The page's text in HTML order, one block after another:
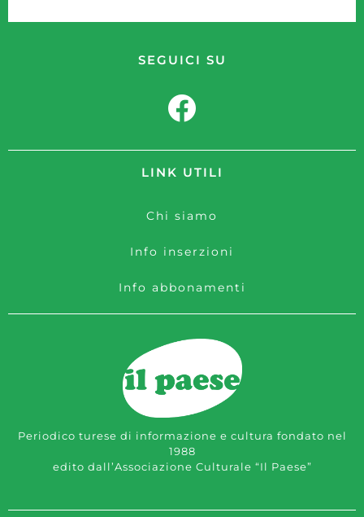
Periodico turese di informazione e cultura fondato nel
1988
edito dall’Associazione Culturale “Il Paese”
LINK UTILI
Chi siamo
Info inserzioni
Info abbonamenti
SEGUICI SU